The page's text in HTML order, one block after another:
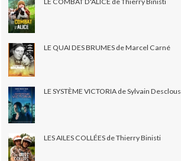
LE QUAI DES BRUMES de Marcel Carné
LE SYSTÈME VICTORIA de Sylvain Desclous
LES AILES COLLÉES de Thierry Binisti